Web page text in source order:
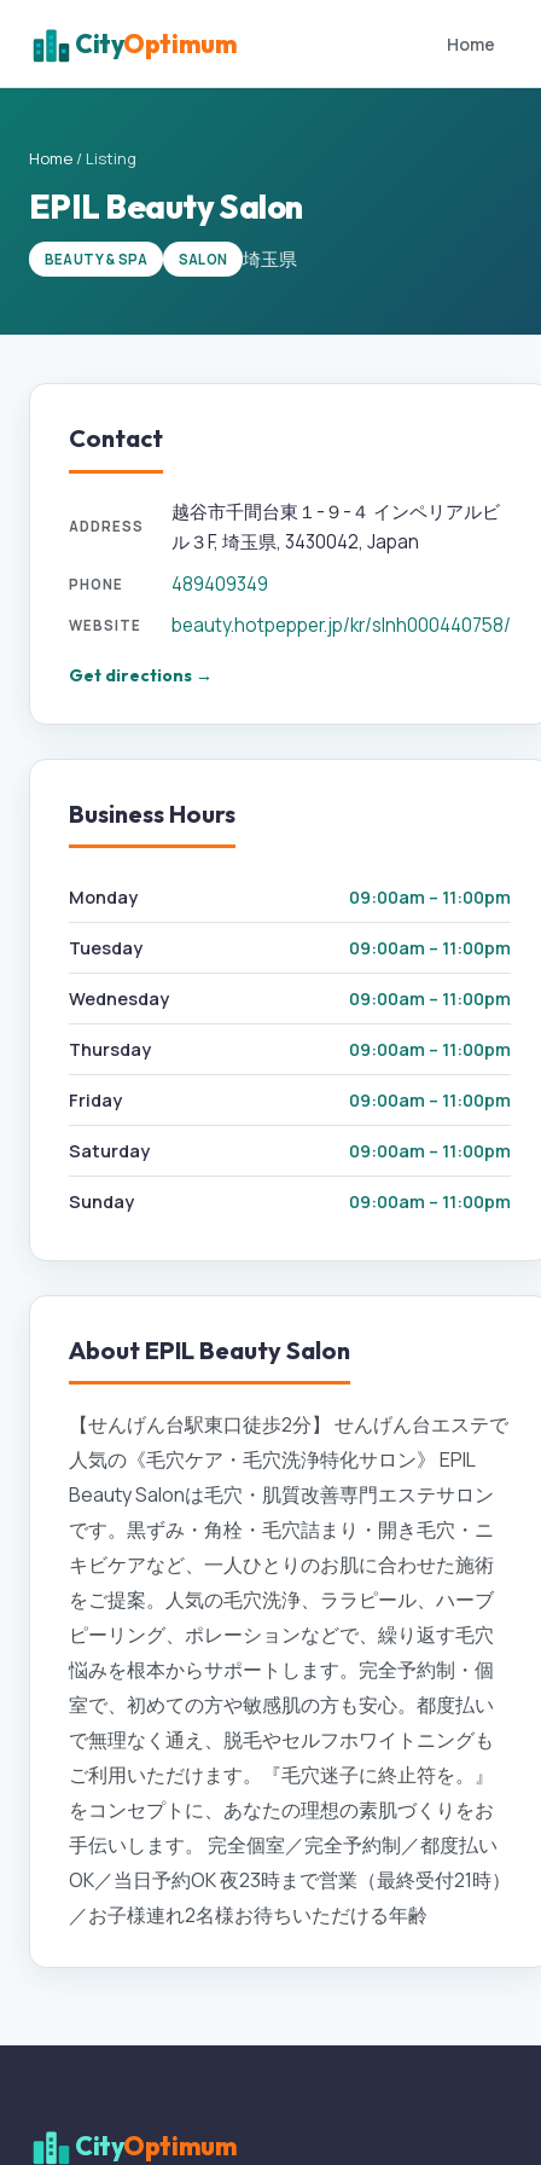
CityOptimum Home
Home / Listing
EPIL Beauty Salon
BEAUTY & SPA SALON 埼玉県
Contact
ADDRESS
越谷市千間台東１-９-４ インペリアルビ
ル３F, 埼玉県, 3430042, Japan
PHONE 489409349
WEBSITE beauty.hotpepper.jp/kr/slnh000440758/
Get directions →
Business Hours
Monday 09:00am – 11:00pm
Tuesday 09:00am – 11:00pm
Wednesday 09:00am – 11:00pm
Thursday 09:00am – 11:00pm
Friday 09:00am – 11:00pm
Saturday 09:00am – 11:00pm
Sunday 09:00am – 11:00pm
About EPIL Beauty Salon
【せんげん台駅東口徒歩2分】 せんげん台エステで
人気の《毛穴ケア・毛穴洗浄特化サロン》 EPIL
Beauty Salonは毛穴・肌質改善専門エステサロン
です。黒ずみ・角栓・毛穴詰まり・開き毛穴・ニ
キビケアなど、一人ひとりのお肌に合わせた施術
をご提案。人気の毛穴洗浄、ララピール、ハーブ
ピーリング、ポレーションなどで、繰り返す毛穴
悩みを根本からサポートします。完全予約制・個
室で、初めての方や敏感肌の方も安心。都度払い
で無理なく通え、脱毛やセルフホワイトニングも
ご利用いただけます。『毛穴迷子に終止符を。』
をコンセプトに、あなたの理想の素肌づくりをお
手伝いします。 完全個室／完全予約制／都度払い
OK／当日予約OK 夜23時まで営業（最終受付21時）
／お子様連れ2名様お待ちいただける年齢
CityOptimum